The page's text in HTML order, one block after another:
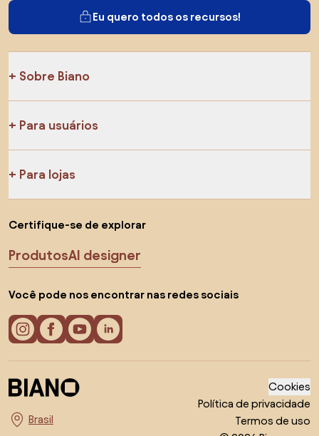
Eu quero todos os recursos!
Sobre Biano
Para usuários
Para lojas
Certifique-se de explorar
ProdutosAI designer
Você pode nos encontrar nas redes sociais
Escolha o país
Cookies
Política de privacidade
Termos de uso